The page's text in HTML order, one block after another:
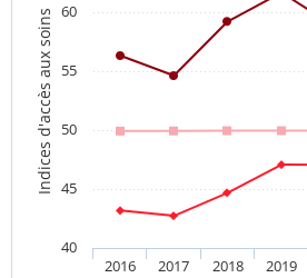
Indices d'accès aux soins
2016 2017 2018 2019
40
45
50
55
60